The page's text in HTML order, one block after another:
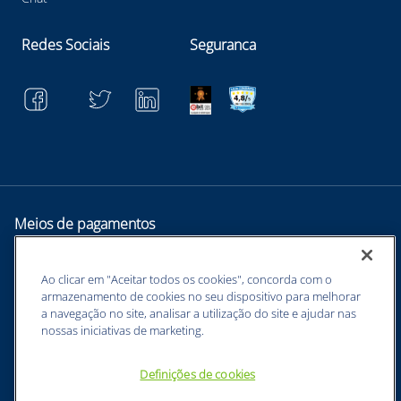
Redes Sociais Seguranca
Meios de pagamentos
BUNZL EQUIPAMENTOS PARA PROTEÇÃO INDIVIDUAL. - CNPJ:
Ao clicar em "Aceitar todos os cookies", concorda com o
armazenamento de cookies no seu dispositivo para melhorar
a navegação no site, analisar a utilização do site e ajudar nas
nossas iniciativas de marketing.
Definições de cookies